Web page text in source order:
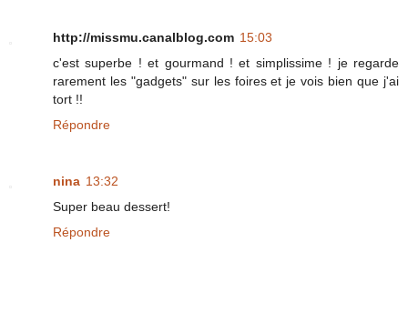
http://missmu.canalblog.com 15:03
c'est superbe ! et gourmand ! et simplissime ! je regarde
rarement les "gadgets" sur les foires et je vois bien que j'ai
tort !!
Répondre
nina 13:32
Super beau dessert!
Répondre